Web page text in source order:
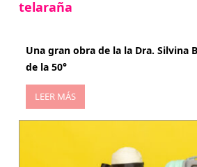
telaraña
Una gran obra de la la Dra. Silvina
de la 50°
LEER MÁS